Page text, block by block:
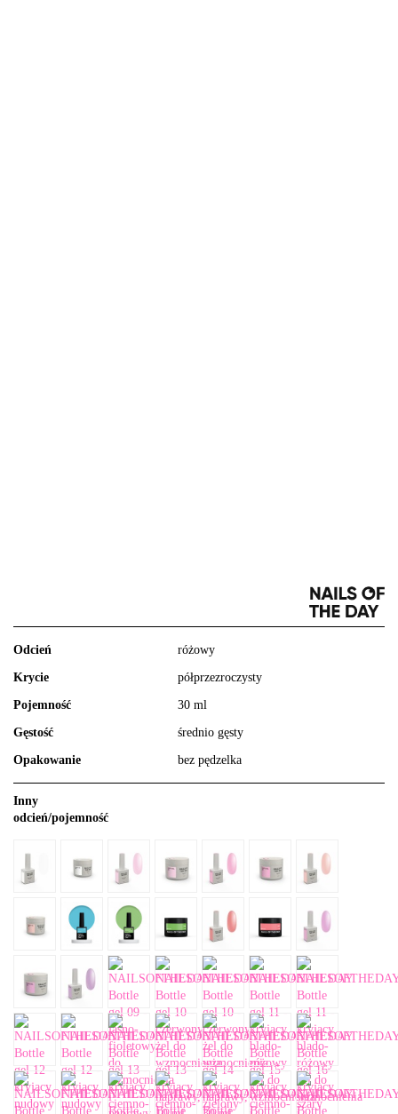
Odcień różowy
Krycie półprzezroczysty
Pojemność 30 ml
Gęstość średnio gęsty
Opakowanie bez pędzelka
Inny
odcień/pojemność